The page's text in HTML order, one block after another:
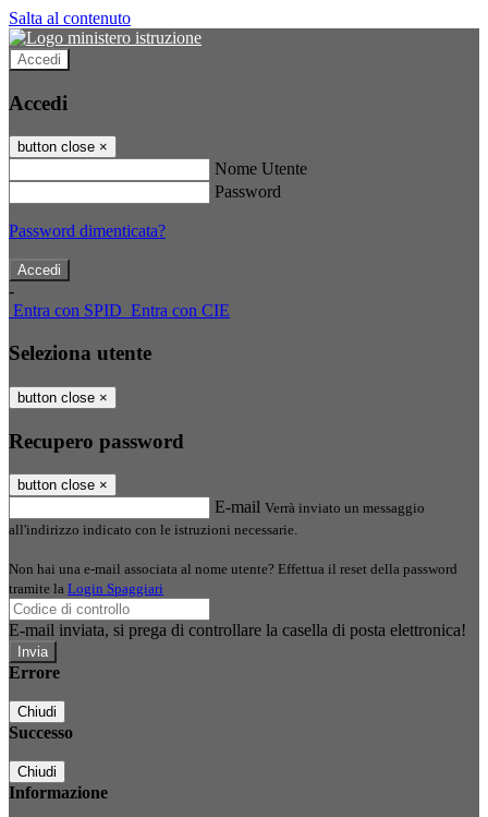
Salta al contenuto
Accedi
Accedi
button close ×
Nome Utente
Password
Password dimenticata?
-
Entra con SPID Entra con CIE
Seleziona utente
button close ×
Recupero password
button close ×
E-mail Verrà inviato un messaggio
all'indirizzo indicato con le istruzioni necessarie.
Non hai una e-mail associata al nome utente? Effettua il reset della password
tramite la Login Spaggiari
E-mail inviata, si prega di controllare la casella di posta elettronica!
Errore
Chiudi
Successo
Chiudi
Informazione